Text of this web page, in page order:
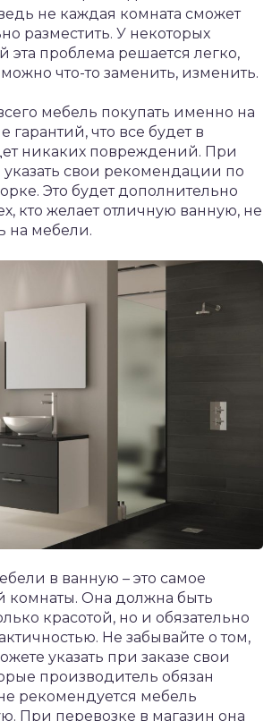
не каждая комната сможет
разместить. У некоторых
эта проблема решается легко,
можно что-то заменить, изменить.
мебель покупать именно на
гарантий, что все будет в
никаких повреждений. При
свои рекомендации по
Это будет дополнительно
кто желает отличную ванную, не
на мебели.
в ванную – это самое
комнаты. Она должна быть
красотой, но и обязательно
Не забывайте о том,
указать при заказе свои
производитель обязан
рекомендуется мебель
При перевозке в магазин она